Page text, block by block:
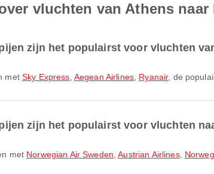
vluchten van Athens naar
zijn het populairst voor vluchten
metSky Express Aegean Airlines, Ryanair, de
zijn het populairst voor vluchten
met Norwegian Air Sweden ,Austrian Airlines,